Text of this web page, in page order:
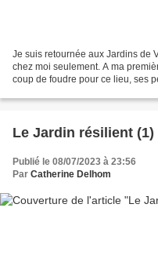
Je suis retournée aux Jardins de
chez moi seulement. A ma
coup de foudre pour ce lieu, ses
Le Jardin résilient (1)
Publié le 08/07/2023 à 23:56
Par Catherine Delhom